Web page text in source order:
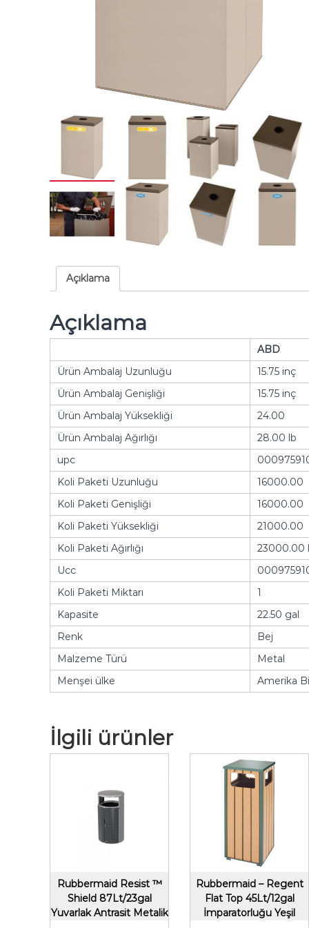
Açıklama
Açıklama
ABD
Ürün Ambalaj Uzunluğu
15.75 inç
Ürün Ambalaj Genişliği
15.75 inç
Ürün Ambalaj Yüksekliği
24.00
Ürün Ambalaj Ağırlığı
28.00 lb
upc
Koli Paketi Uzunluğu
16000.00
Koli Paketi Genişliği
16000.00
Koli Paketi Yüksekliği
21000.00
Koli Paketi Ağırlığı
23000.00
Ucc
Koli Paketi Miktarı
1
Kapasite
22.50 gal
Renk
Bej
Malzeme Türü
Metal
Menşei ülke
Amerika
İlgili ürünler
Rubbermaid Resist ™
Shield 87Lt/23gal
Yuvarlak Antrasit Metalik
Rubbermaid – Regent
Flat Top 45Lt/12gal
İmparatorluğu Yeşil